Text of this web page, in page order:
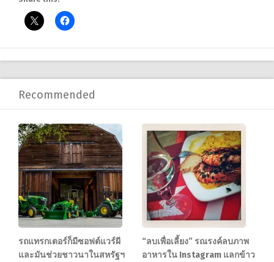
Recommended
รถแทรกเตอร์ก็มีซอฟต์แวร์ผี
และมันช่วยชาวนาในสหรัฐฯ
“ลบเพื่อเลี้ยง” รณรงค์ลบภาพ
อาหารใน Instagram แลกข้าว